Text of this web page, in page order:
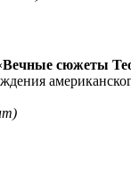
Вечные сюжеты